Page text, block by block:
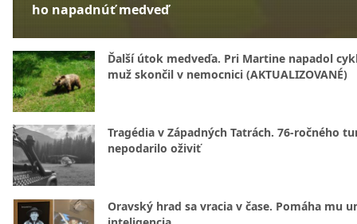
ho napadnúť medveď
Ďalší útok medveďa. Pri Martine napadol
muž skončil v nemocnici (AKTUALIZOVANÉ)
Tragédia v Západných Tatrách. 76-ročného
nepodarilo oživiť
Oravský hrad sa vracia v čase. Pomáha mu